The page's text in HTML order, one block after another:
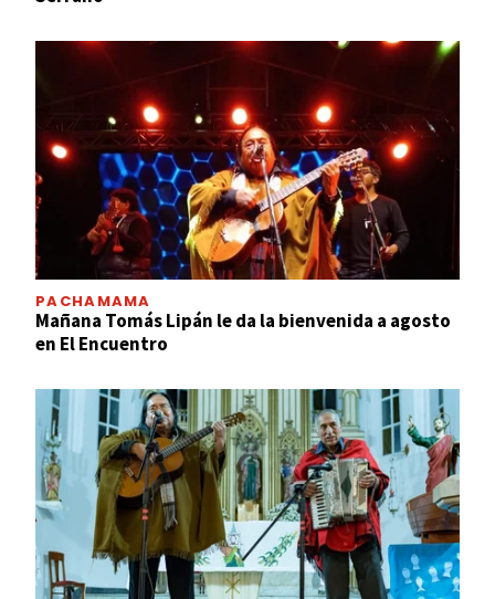
PACHAMAMA
Mañana Tomás Lipán le da la bienvenida a agosto
en El Encuentro